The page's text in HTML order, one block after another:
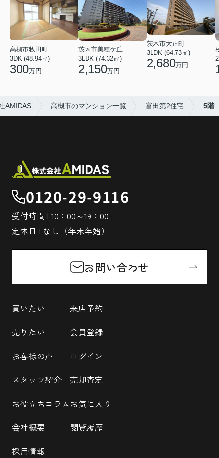
高槻市牧田町
3DK (48.94㎡)
300万円
茨木市美穂ケ丘
3LDK (74.32㎡)
2,150万円
茨木市大正町
3LDK (64.73㎡)
2,680万円
AMIDAS 高槻市のマンション一覧 富田第2住宅 5階
0120-29-9116
受付時間 | 10：00～19：00
定休日 | なし（年末年始）
お問い合わせ
買いたい
売りたい
お客様の声
スタッフ紹介
お役立ちコラム
会社概要
採用情報
来店予約
会員登録
ログイン
売却査定
お気に入り
閲覧履歴